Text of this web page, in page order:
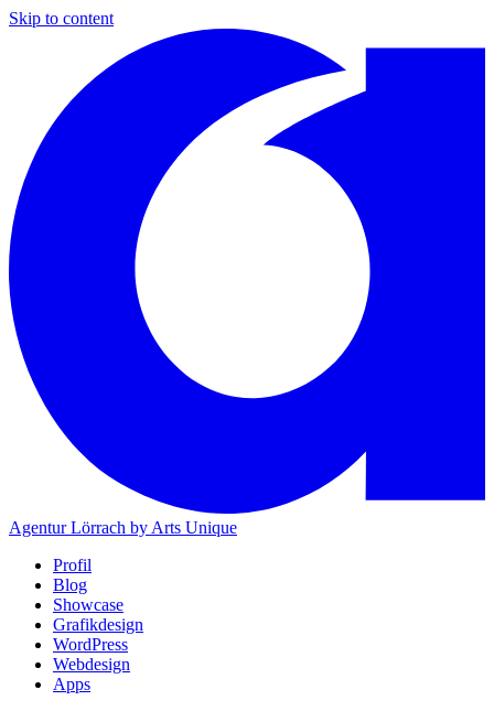
Skip to content
Agentur Lörrach by Arts Unique
Profil
Blog
Showcase
Grafikdesign
WordPress
Webdesign
Apps